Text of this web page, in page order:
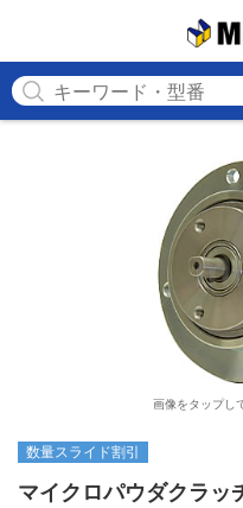
画像をタップし
数量スライド割引
マイクロパウダクラッ